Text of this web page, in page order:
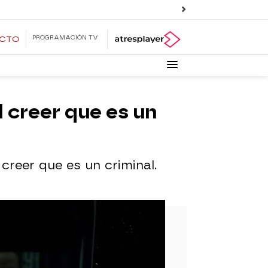
PROGRAMACIÓN TV
que es un
que es un criminal.